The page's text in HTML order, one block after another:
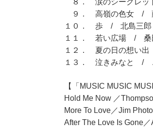
９． 高嶺の色女 /
１０． 歩 / 北島三郎
１１． 若い広場 / 桑
１２． 夏の日の想い
１３． 泣きみなと /
【「MUSIC MUSIC
Hold Me Now ／
More To Love／Jim
After The Love Is Gone